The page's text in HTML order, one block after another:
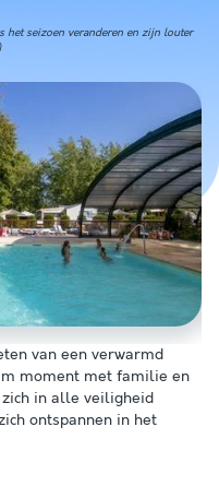
het seizoen veranderen en zijn louter
van een verwarmd
moment met familie en
in alle veiligheid
ontspannen in het